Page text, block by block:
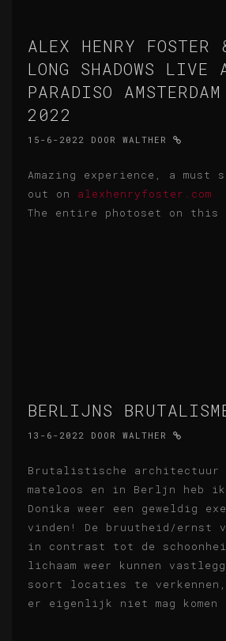
ALEX HENRY FOSTER
LONG SHADOWS LIVE
PARADISO
2022
15-6-2022 DOOR WALTHER
Amazing experience, a must
out on alexhenryfoster.com
The entire photoset on this
BERLIJNS
13-6-2022 DOOR WALTHER
Brutalistische architectuur
mateloos en in Berljn heb ik
Donika weer een geweldig
vinden! De bruutheid/ernst
in contrast tot de
lichaam weer kunnen
soort locaties te
er eigenlijk niet mag komen